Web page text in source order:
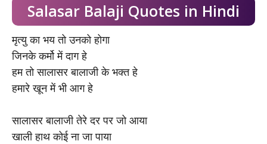
Salasar Balaji Quotes in Hindi
मृत्यु का भय तो उनको होगा
जिनके कर्मो में दाग हे
हम तो सालासर बालाजी के भक्त हे
हमारे खून में भी आग हे
सालासर बालाजी तेरे दर पर जो आया
खाली हाथ कोई ना जा पाया